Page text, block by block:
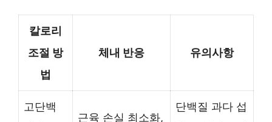
칼로리
조절 방
법
체내 반응 유의사항
고단백
근육 손실 최소화,
단백질 과다 섭